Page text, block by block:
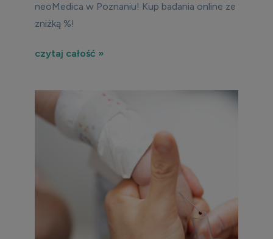
neoMedica w Poznaniu! Kup badania online ze
zniżką %!
czytaj całość »